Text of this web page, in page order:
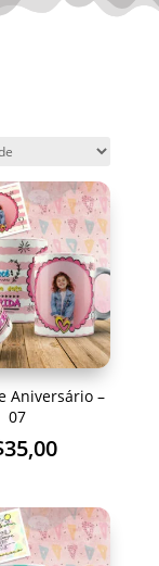
Aniversário –
07
35,00